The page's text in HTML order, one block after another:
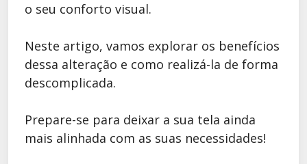
o seu conforto visual.
Neste artigo, vamos explorar os benefícios
dessa alteração e como realizá-la de forma
descomplicada.
Prepare-se para deixar a sua tela ainda
mais alinhada com as suas necessidades!